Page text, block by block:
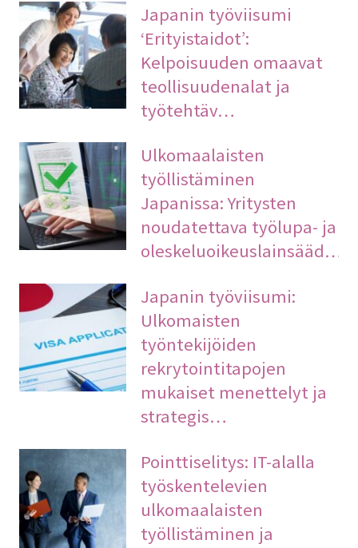
Japanin työviisumi
‘Erityistaidot’:
Kelpoisuuden omaavat
teollisuudenalat ja
työtehtäv…
Ulkomaalaisten
työllistäminen
Japanissa: Yritysten
noudatettava työlupa- ja
oleskeluoikeuslainsääd…
Japanin työviisumi:
Ulkomaisten
työntekijöiden
rekrytointitapojen
mukaiset menettelyt ja
strategis…
Pointtiselitys: IT-alalla
työskentelevien
ulkomaalaisten
työllistäminen ja